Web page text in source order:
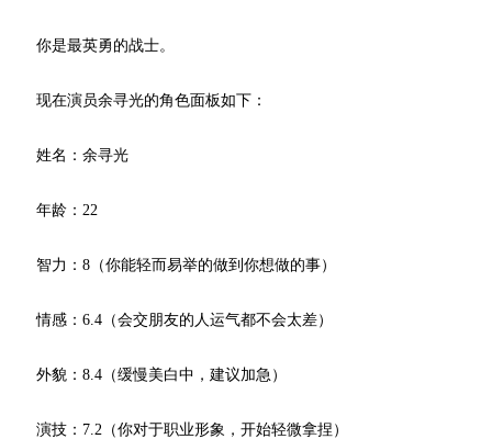
你是最英勇的战士。
现在演员余寻光的角色面板如下：
姓名：余寻光
年龄：22
智力：8（你能轻而易举的做到你想做的事）
情感：6.4（会交朋友的人运气都不会太差）
外貌：8.4（缓慢美白中，建议加急）
演技：7.2（你对于职业形象，开始轻微拿捏）